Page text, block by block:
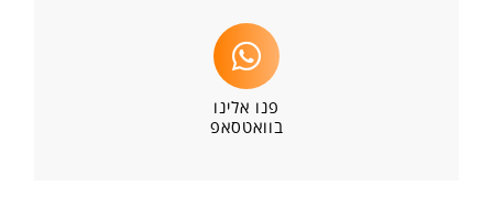
פנו אלינו
בוואטסאפ